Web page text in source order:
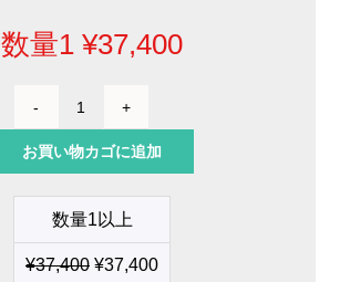
数量1 ¥37,400
W140
ー
ッ
ジ
32G
お買い物カゴに追加
数量1以上
¥37,400 ¥37,400